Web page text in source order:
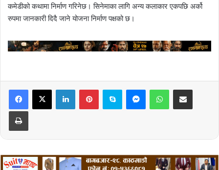
कमेडीको कथामा निर्माण गरिनेछ। सिनेमाका लागि अन्य कलाकार एकपछि अर्को
रुपमा जानकारी दिदै जाने योजना निर्माण पक्षको छ।
LinkedInPinterestSkype MessengerWhatsAppShare via Email
Print